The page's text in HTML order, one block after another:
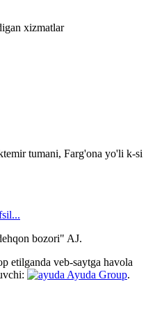
xizmatlar
tumani, Farg'ona yo'li k-si
bozori" AJ.
etilganda veb-saytga havola
Ayuda Group.